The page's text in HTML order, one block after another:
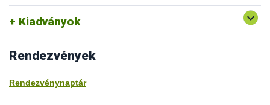
Kiadványok
Rendezvények
Rendezvénynaptár